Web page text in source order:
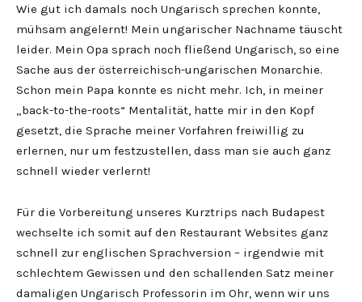
Wie gut ich damals noch Ungarisch sprechen konnte,
mühsam angelernt! Mein ungarischer Nachname täuscht
leider. Mein Opa sprach noch fließend Ungarisch, so eine
Sache aus der österreichisch-ungarischen Monarchie.
Schon mein Papa konnte es nicht mehr. Ich, in meiner
„back-to-the-roots“ Mentalität, hatte mir in den Kopf
gesetzt, die Sprache meiner Vorfahren freiwillig zu
erlernen, nur um festzustellen, dass man sie auch ganz
schnell wieder verlernt!
Für die Vorbereitung unseres Kurztrips nach Budapest
wechselte ich somit auf den Restaurant Websites ganz
schnell zur englischen Sprachversion – irgendwie mit
schlechtem Gewissen und den schallenden Satz meiner
damaligen Ungarisch Professorin im Ohr, wenn wir uns